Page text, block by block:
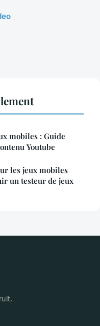
mobiles : Guide
Youtube
les jeux mobiles
un testeur de jeux